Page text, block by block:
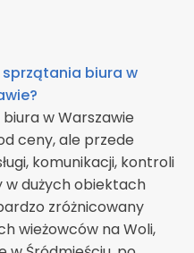
biura w
w Warszawie
ceny, ale przede
komunikacji, kontroli
w dużych obiektach
zróżnicowany
wieżowców na Woli,